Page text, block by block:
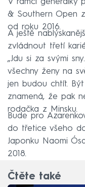
& Southern Open
od roku 2016.
A ještě
zvládnout třetí
„Jdu si za svými
všechny ženy na
jen budou chtít.
znamená, že pak
rodačka z Minsku.
Bude pro
do třetice všeho
Japonku Naomi
2018.
Čtěte také